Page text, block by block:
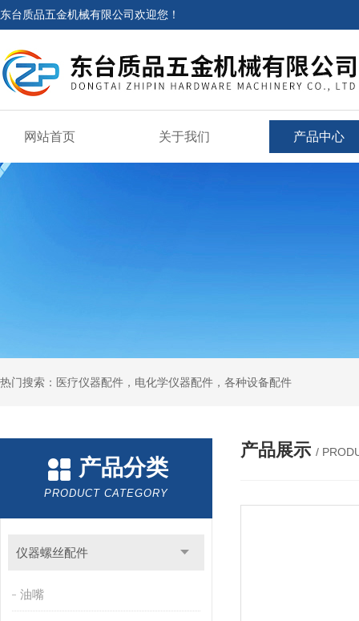
东台质品五金机械有限公司欢迎您！
网站首页 关于我们 产品中心
热门搜索：医疗仪器配件，电化学仪器配件，各种设备配件
产品分类
PRODUCT CATEGORY
仪器螺丝配件
油嘴
产品展示 /